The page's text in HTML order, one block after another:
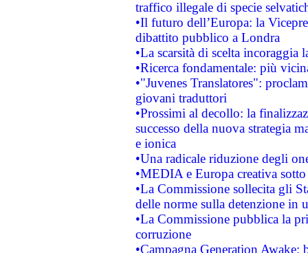
traffico illegale di specie
•Il futuro dell’Europa: la
dibattito pubblico a Londra
•La scarsità di scelta
•Ricerca fondamentale: più
•"Juvenes Translatores":
giovani traduttori
•Prossimi al decollo: la
successo della nuova strategia
e ionica
•Una radicale riduzione degli
•MEDIA e Europa creativa
•La Commissione sollecita gli
delle norme sulla detenzione in
•La Commissione pubblica la
corruzione
•Campagna Generation